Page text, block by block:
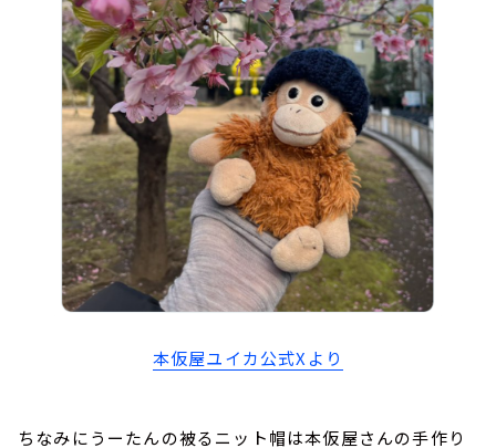
本仮屋ユイカ公式Xより
ちなみにうーたんの被るニット帽は本仮屋さんの手作り